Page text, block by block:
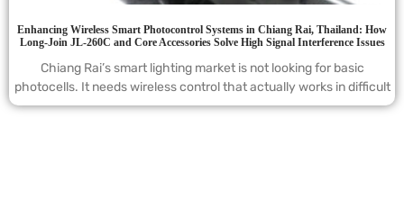
Enhancing Wireless Smart Photocontrol Systems in Chiang Rai, Thailand: How
Long-Join JL-260C and Core Accessories Solve High Signal Interference Issues
Chiang Rai’s smart lighting market is not looking for basic
photocells. It needs wireless control that actually works in difficult